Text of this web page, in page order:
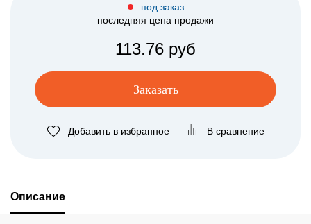
под заказ
последняя цена продажи
113.76 руб
Заказать
Добавить в избранное В сравнение
Описание